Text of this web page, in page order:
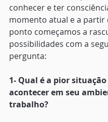
conhecer e ter
momento atual e a partir
ponto começamos a
possibilidades com a
pergunta:
1- Qual é a pior
acontecer em seu
trabalho?